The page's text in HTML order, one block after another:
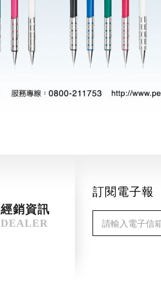
經銷資訊
DEALER
訂閱電子報